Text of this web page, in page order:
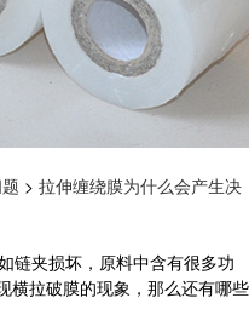
> 拉伸缠绕膜为什么会产生决
链夹损坏，原料中含有很多功
横拉破膜的现象，那么还有哪些